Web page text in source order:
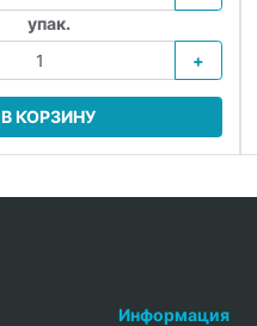
упак.
+
В КОРЗИНУ
Информация